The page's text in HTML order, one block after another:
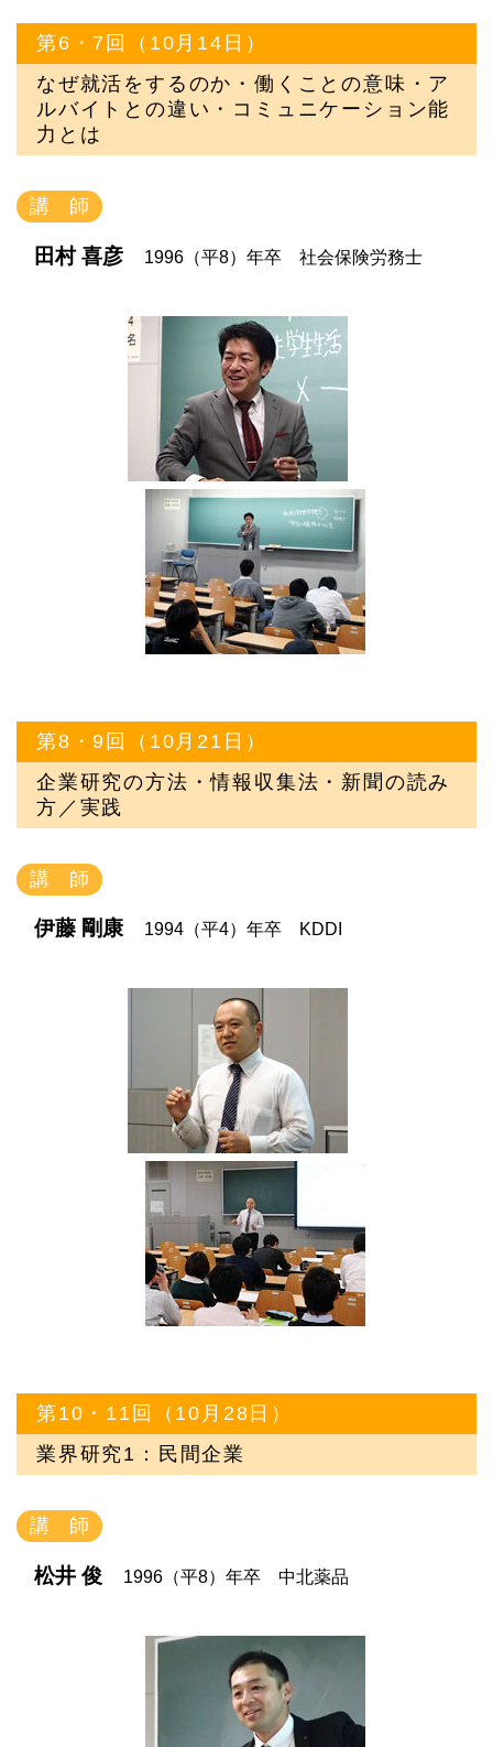
第6・7回（10月14日）
なぜ就活をするのか・働くことの意味・ア
ルバイトとの違い・コミュニケーション能
力とは
講 師
田村 喜彦 1996（平8）年卒 社会保険労務士
第8・9回（10月21日）
企業研究の方法・情報収集法・新聞の読み
方／実践
講 師
伊藤 剛康 1994（平4）年卒 KDDI
第10・11回（10月28日）
業界研究1：民間企業
講 師
松井 俊 1996（平8）年卒 中北薬品